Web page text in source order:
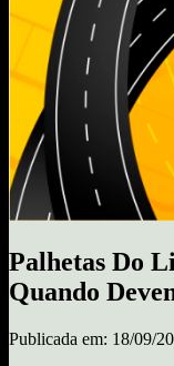
Palhetas Do
Quando
Publicada em: 18/09/